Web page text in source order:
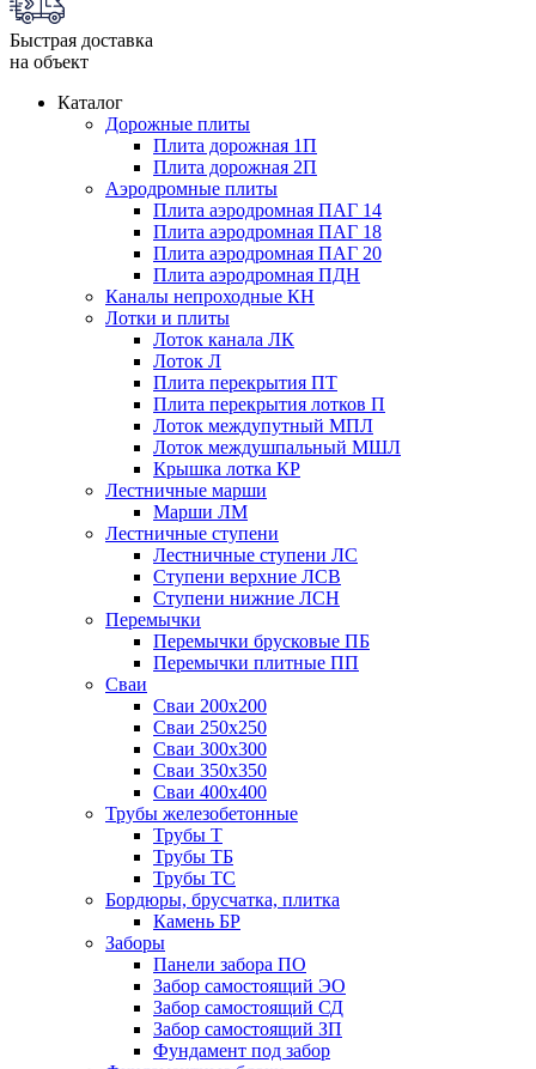
Быстрая доставка
на объект
Каталог
Дорожные плиты
Плита дорожная 1П
Плита дорожная 2П
Аэродромные плиты
Плита аэродромная ПАГ 14
Плита аэродромная ПАГ 18
Плита аэродромная ПАГ 20
Плита аэродромная ПДН
Каналы непроходные КН
Лотки и плиты
Лоток канала ЛК
Лоток Л
Плита перекрытия ПТ
Плита перекрытия лотков П
Лоток междупутный МПЛ
Лоток междушпальный МШЛ
Крышка лотка КР
Лестничные марши
Марши ЛМ
Лестничные ступени
Лестничные ступени ЛС
Ступени верхние ЛСВ
Ступени нижние ЛСН
Перемычки
Перемычки брусковые ПБ
Перемычки плитные ПП
Сваи
Сваи 200х200
Сваи 250х250
Сваи 300х300
Сваи 350х350
Сваи 400х400
Трубы железобетонные
Трубы Т
Трубы ТБ
Трубы ТС
Бордюры, брусчатка, плитка
Камень БР
Заборы
Панели забора ПО
Забор самостоящий ЭО
Забор самостоящий СД
Забор самостоящий ЗП
Фyндамент под забор